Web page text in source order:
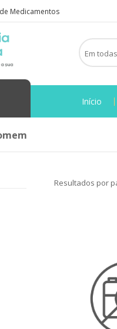
Medicamentos
Início
Resultados por